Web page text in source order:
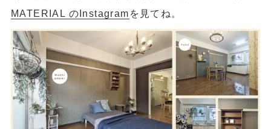
MATERIAL のInstagram を見てね。